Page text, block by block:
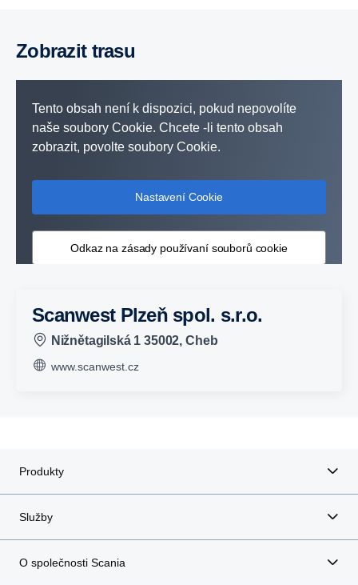
Zobrazit trasu
Tento obsah není k dispozici, pokud nepovolíte
naše soubory Cookie. Chcete -li tento obsah
zobrazit, povolte soubory Cookie.
Nastavení Cookie
Odkaz na zásady používaní souborů cookie
Scanwest Plzeň spol. s.r.o.
Nižnětagilská 1 35002, Cheb
www.scanwest.cz
Produkty
Služby
O společnosti Scania